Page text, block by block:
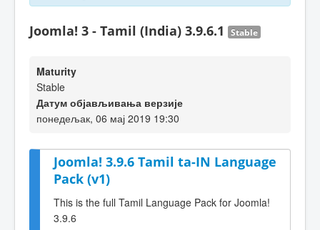
Joomla! 3 - Tamil (India) 3.9.6.1 Stable
Maturity
Stable
Датум објављивања верзије
понедељак, 06 мај 2019 19:30
Joomla! 3.9.6 Tamil ta-IN Language
Pack (v1)
This is the full Tamil Language Pack for Joomla!
3.9.6